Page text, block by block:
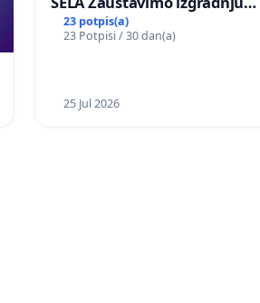
Sunčane elektrane Vedrine na
području Ugljana
23 potpis(a)
23 Potpisi / 30 dan(a)
25 Jul 2026